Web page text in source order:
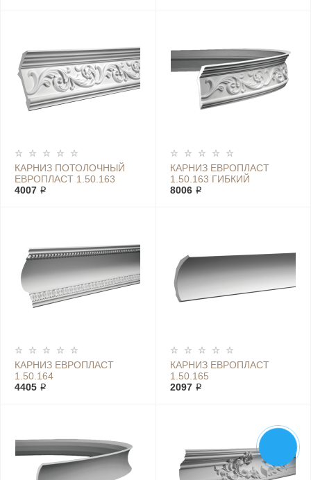
КАРНИЗ ПОТОЛОЧНЫЙ
ЕВРОПЛАСТ 1.50.163
4007 ₽
КАРНИЗ ЕВРОПЛАСТ
1.50.163 ГИБКИЙ
8006 ₽
КАРНИЗ ЕВРОПЛАСТ
1.50.164
4405 ₽
КАРНИЗ ЕВРОПЛАСТ
1.50.165
2097 ₽